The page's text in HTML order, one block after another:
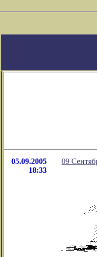
05.09.2005
18:33
09